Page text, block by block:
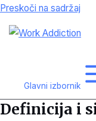
Preskoči na sadržaj
Glavni izbornik
Definicija i